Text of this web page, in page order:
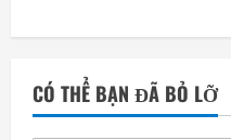
CÓ THỂ BẠN ĐÃ BỎ LỠ